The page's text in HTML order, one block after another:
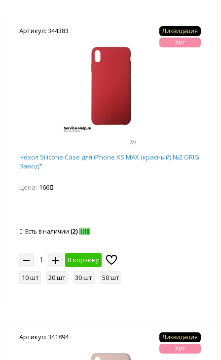
Артикул: 344383
(0)
Ликвидация
Хит
Чехол Silicone Case для iPhone XS MAX (красный) №2 ORIG
Завод*
Цена: 166
Есть в наличии (2)
В корзину
10 шт
20 шт 30 шт 50 шт
Артикул: 341894
Ликвидация
Хит